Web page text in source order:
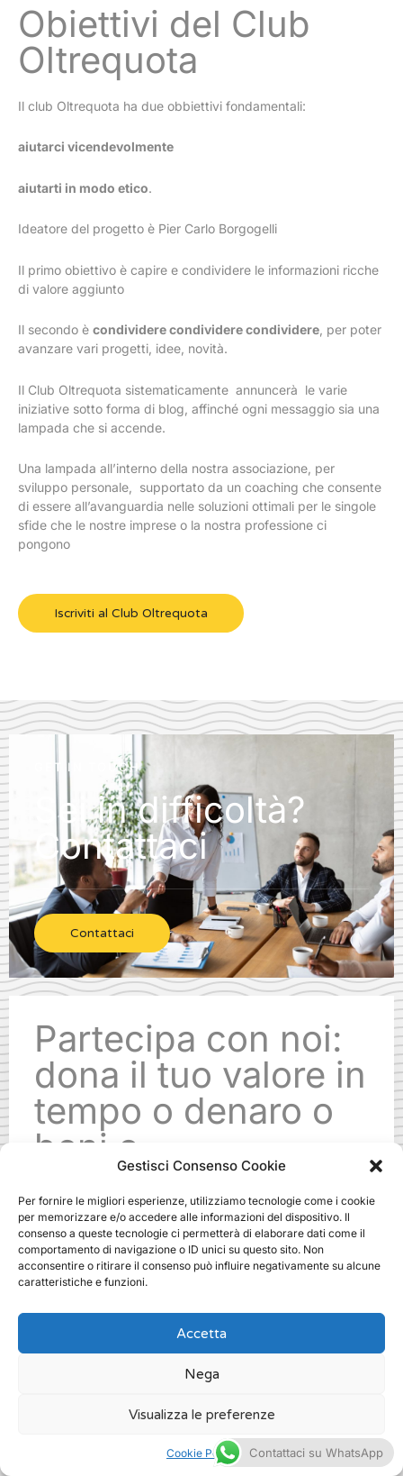
Gestisci Consenso Cookie
Per fornire le migliori esperienze, utilizziamo tecnologie come i cookie
per memorizzare e/o accedere alle informazioni del dispositivo. Il
consenso a queste tecnologie ci permetterà di elaborare dati come il
comportamento di navigazione o ID unici su questo sito. Non
acconsentire o ritirare il consenso può influire negativamente su alcune
caratteristiche e funzioni.
Accetta
Nega
Visualizza le preferenze
Cookie Policy
Obiettivi del Club
Oltrequota
Il club Oltrequota ha due obbiettivi fondamentali:
aiutarci vicendevolmente
aiutarti in modo etico.
Ideatore del progetto è Pier Carlo Borgogelli
Il primo obiettivo è capire e condividere le informazioni ricche
di valore aggiunto
Il secondo è condividere condividere condividere, per poter
avanzare vari progetti, idee, novità.
Il Club Oltrequota sistematicamente annuncerà le varie
iniziative sotto forma di blog, affinché ogni messaggio sia una
lampada che si accende.
Una lampada all’interno della nostra associazione, per
sviluppo personale, supportato da un coaching che consente
di essere all’avanguardia nelle soluzioni ottimali per le singole
sfide che le nostre imprese o la nostra professione ci
pongono
Iscriviti al Club Oltrequota
GET IN TOUCH
Sei in difficoltà?
Contattaci
Contattaci
Partecipa con noi:
dona il tuo valore in
tempo o denaro o
beni o
specializzazioni.
Ti aspettiamo!
piano di fundraising dove a milano
Contattaci su WhatsApp